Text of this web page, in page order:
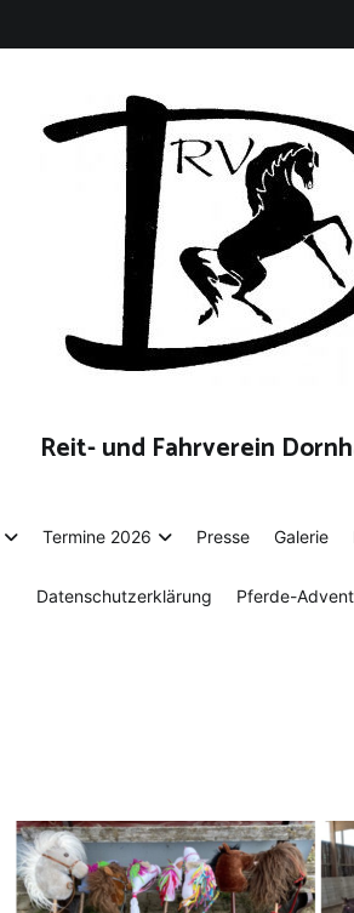
Reit- und Fahrverein
Termine 2026 Presse Galerie
Datenschutzerklärung Pferde-